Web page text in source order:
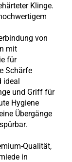
Klinge.
von
mit
für
Schärfe
ideal
und Griff für
Hygiene
Übergänge
Qualität,
in